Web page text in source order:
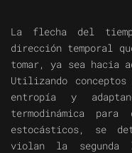
La flecha del
dirección temporal
tomar, ya sea hacia
Utilizando
entropía y
termodinámica
estocásticos, se
violan la segunda